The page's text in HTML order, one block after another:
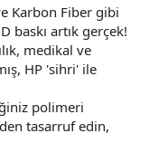
Karbon Fiber gibi
baskı artık gerçek!
medikal ve
HP 'sihri' ile
polimeri
tasarruf edin,